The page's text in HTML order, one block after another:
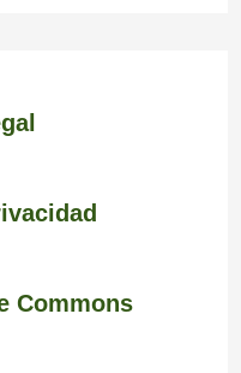
Commons